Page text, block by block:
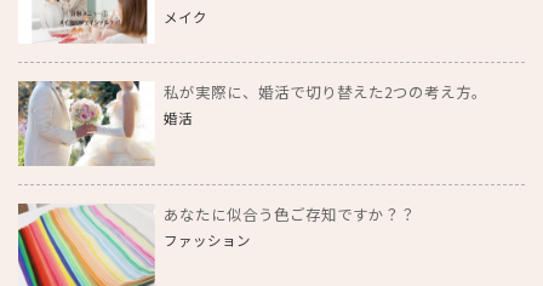
メイク
私が実際に、婚活で切り替えた2つの考え方。
婚活
あなたに似合う色ご存知ですか？？
ファッション